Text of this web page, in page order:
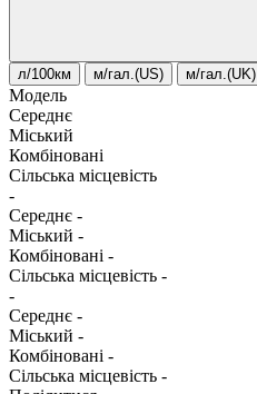
л/100км м/гал.(US) м/гал.(UK)
Модель
Середнє
Міський
Комбіновані
Сільська місцевість
-
Середнє -
Міський -
Комбіновані -
Сільська місцевість -
-
Середнє -
Міський -
Комбіновані -
Сільська місцевість -